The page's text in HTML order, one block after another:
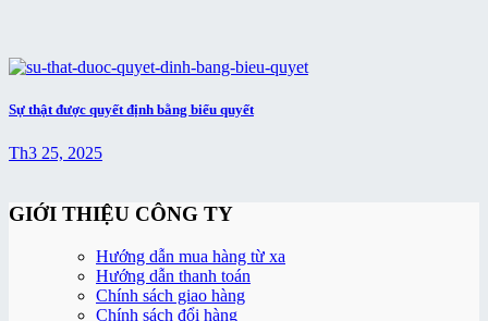
Sự thật được quyết định bằng biểu quyết
Th3 25, 2025
GIỚI THIỆU CÔNG TY
Hướng dẫn mua hàng từ xa
Hướng dẫn thanh toán
Chính sách giao hàng
Chính sách đổi hàng